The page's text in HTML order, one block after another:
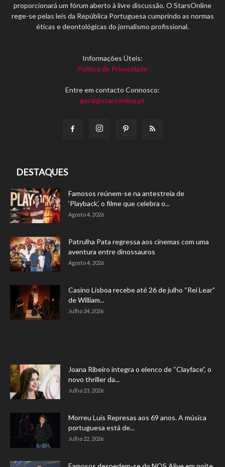
proporcionará um fórum aberto à livre discussão. O StarsOnline
rege-se pelas leis da República Portuguesa cumprindo as normas
éticas e deontológicas do jornalismo profissional.
Informações Úteis:
Política de Privacidade
Entre em contacto Connosco:
geral@starsonline.pt
DESTAQUES
Famosos reúnem-se na antestreia de
‘Playback’, o filme que celebra o...
Agosto 4, 2026
Patrulha Pata regressa aos cinemas com uma
aventura entre dinossauros
Agosto 4, 2026
Casino Lisboa recebe até 26 de julho “Rei Lear”
de William...
Julho 24, 2026
Joana Ribeiro integra o elenco de “Clayface”, o
novo thriller da...
Julho 23, 2026
Morreu Luís Represas aos 69 anos. A música
portuguesa está de...
Julho 22, 2026